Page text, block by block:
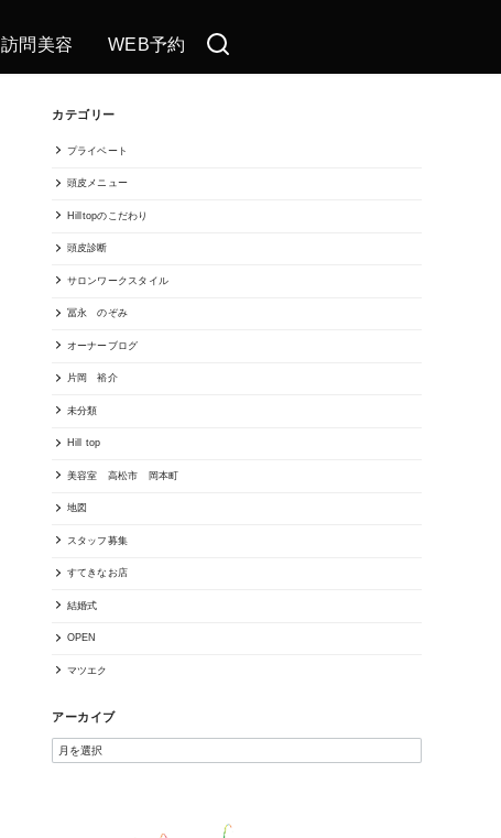
訪問美容 WEB予約
カテゴリー
プライベート
頭皮メニュー
Hilltopのこだわり
頭皮診断
サロンワークスタイル
冨永 のぞみ
オーナーブログ
片岡 裕介
未分類
Hill top
美容室 高松市 岡本町
地図
スタッフ募集
すてきなお店
結婚式
OPEN
マツエク
アーカイブ